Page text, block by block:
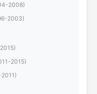
2008)
2003)
2015)